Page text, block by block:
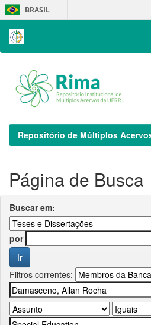
Skip
navigation
BRASIL
Repositório de Múltiplos
Página de Busca
Buscar em:
por
Filtros correntes: